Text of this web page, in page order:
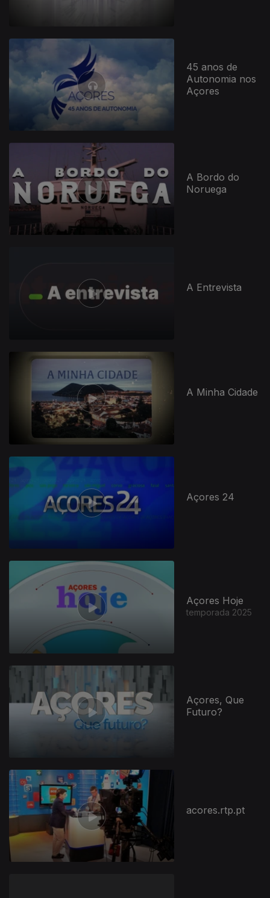
45 anos de
Autonomia nos
Açores
A Bordo do
Noruega
A Entrevista
A Minha Cidade
Açores 24
Açores Hoje
temporada 2025
Açores, Que
Futuro?
acores.rtp.pt
295403